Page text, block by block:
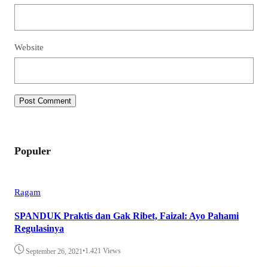
Website
Populer
Ragam
SPANDUK Praktis dan Gak Ribet, Faizal: Ayo Pahami
Regulasinya
September 26, 2021•1.421 Views